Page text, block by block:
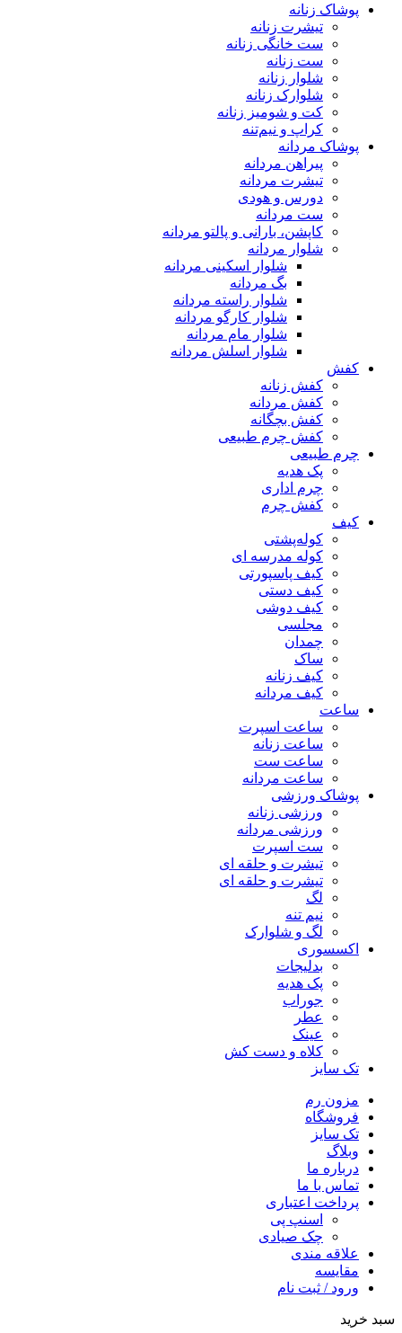
پوشاک زنانه
تیشرت زنانه
ست خانگی زنانه
ست زنانه
شلوار زنانه
شلوارک زنانه
کت و شومیز زنانه
کراپ و نیم‌تنه
پوشاک مردانه
پیراهن مردانه
تیشرت مردانه
دورس و هودی
ست مردانه
کاپشن، بارانی و پالتو مردانه
شلوار مردانه
شلوار اسکینی مردانه
بگ مردانه
شلوار راسته مردانه
شلوار کارگو مردانه
شلوار مام مردانه
شلوار اسلش مردانه
کفش
کفش زنانه
کفش مردانه
کفش بچگانه
کفش چرم طبیعی
چرم طبیعی
پک هدیه
چرم اداری
کفش چرم
کیف
کوله‌پشتی
کوله مدرسه ای
کیف پاسپورتی
کیف دستی
کیف دوشی
مجلسی
چمدان
ساک
کیف زنانه
کیف مردانه
ساعت
ساعت اسپرت
ساعت زنانه
ساعت ست
ساعت مردانه
پوشاک ورزشی
ورزشی زنانه
ورزشی مردانه
ست اسپرت
تیشرت و حلقه ای
تیشرت و حلقه ای
لگ
نیم تنه
لگ و شلوارک
اکسسوری
بدلیجات
پک هدیه
جوراب
عطر
عینک
کلاه و دست کش
تک سایز
مزون رم
فروشگاه
تک سایز
وبلاگ
درباره ما
تماس با ما
پرداخت اعتباری
اسنپ پی
چک صیادی
علاقه مندی
مقايسه
ورود / ثبت نام
سبد خرید